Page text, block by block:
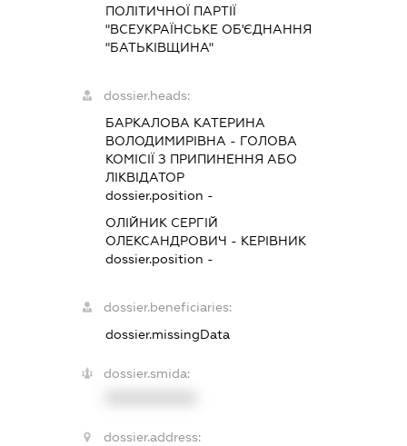
ПОЛІТИЧНОЇ ПАРТІЇ
"ВСЕУКРАЇНСЬКЕ ОБ'ЄДНАННЯ
"БАТЬКІВЩИНА"
dossier.heads:
БАРКАЛОВА КАТЕРИНА
ВОЛОДИМИРІВНА - ГОЛОВА
КОМІСІЇ З ПРИПИНЕННЯ АБО
ЛІКВІДАТОР
dossier.position -
ОЛІЙНИК СЕРГІЙ
ОЛЕКСАНДРОВИЧ - КЕРІВНИК
dossier.position -
dossier.beneficiaries:
dossier.missingData
dossier.smida:
dossier.address: